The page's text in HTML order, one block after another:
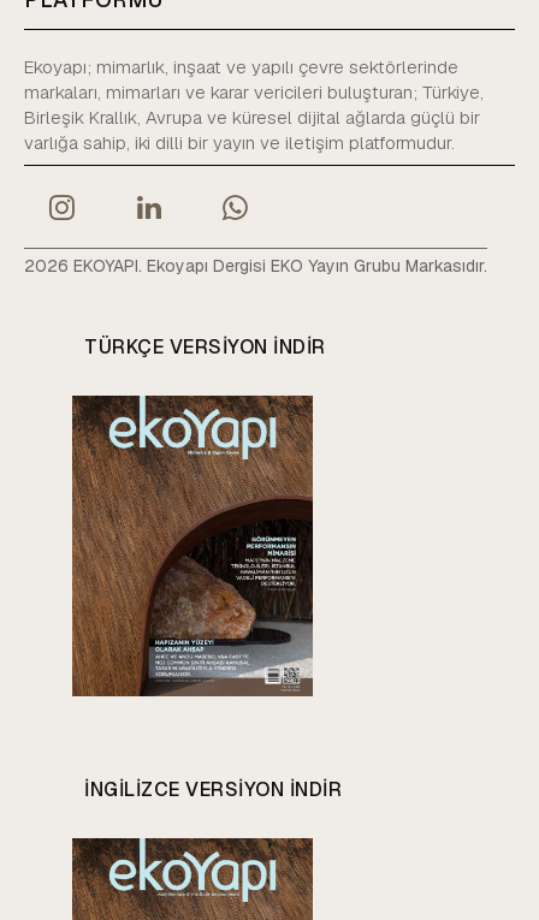
Ekoyapı; mimarlık, inşaat ve yapılı çevre sektörlerinde
markaları, mimarları ve karar vericileri buluşturan; Türkiye,
Birleşik Krallık, Avrupa ve küresel dijital ağlarda güçlü bir
varlığa sahip, iki dilli bir yayın ve iletişim platformudur.
2026 EKOYAPI. Ekoyapı Dergisi EKO Yayın Grubu Markasıdır.
TÜRKÇE VERSIYON INDIR
INGILIZCE VERSIYON INDIR